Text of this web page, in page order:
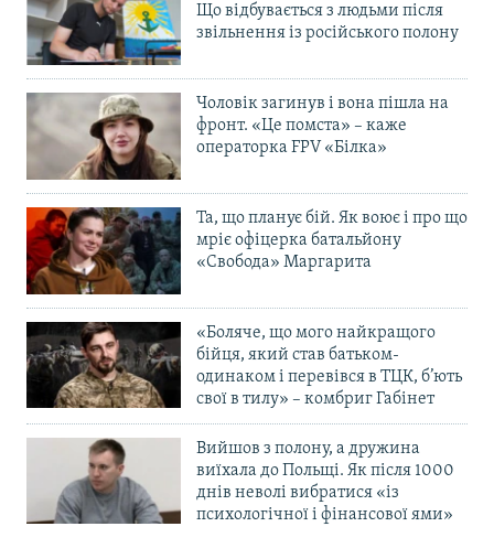
Що відбувається з людьми після
звільнення із російського полону
Чоловік загинув і вона пішла на
фронт. «Це помста» – каже
операторка FPV «Білка»
Та, що планує бій. Як воює і про що
мріє офіцерка батальйону
«Свобода» Маргарита
«Боляче, що мого найкращого
бійця, який став батьком-
одинаком і перевівся в ТЦК, б’ють
свої в тилу» – комбриг Габінет
Вийшов з полону, а дружина
виїхала до Польщі. Як після 1000
днів неволі вибратися «із
психологічної і фінансової ями»